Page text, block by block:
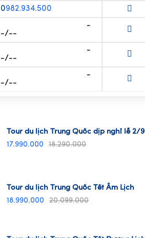
0398.147.997
-/--
Tour du lịch Trung Quốc dịp nghỉ lễ 2/9
Tour du lịch Trung Quốc Tết Âm Lịch